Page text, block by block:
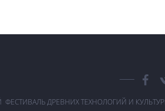
ДРЕВНИХ ТЕХНОЛОГИЙ И